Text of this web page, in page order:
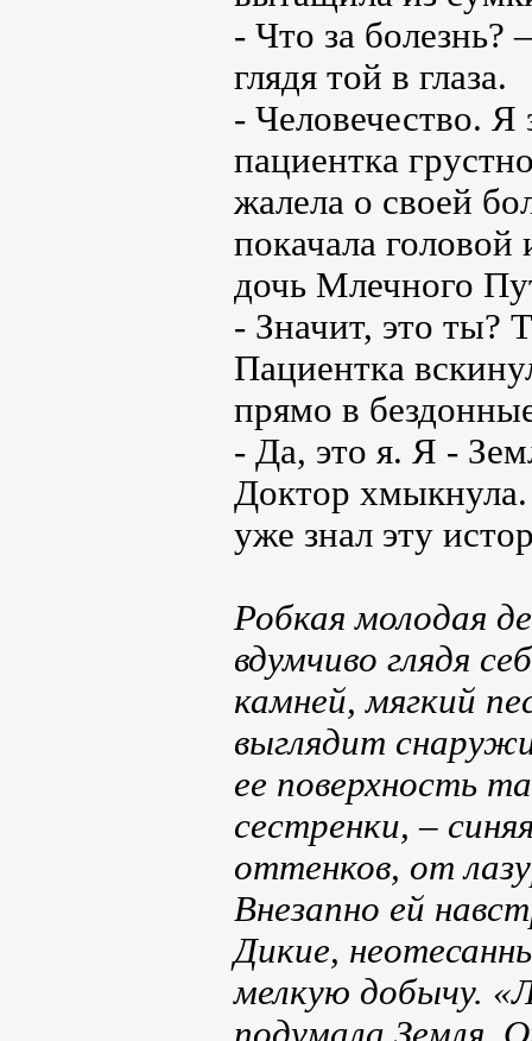
- Что за болезнь?
глядя той в глаза.
- Человечество. Я
пациентка
жалела о своей
покачала головой
дочь Млечного
- Значит, это ты?
Пациентка
прямо в
- Да, это я. Я -
Доктор
уже знал эту
Робкая молодая
вдумчиво глядя
камней, мягкий
выглядит
ее поверхность
сестренки, –
оттенков, от
Внезапно ей
Дикие,
мелкую добычу.